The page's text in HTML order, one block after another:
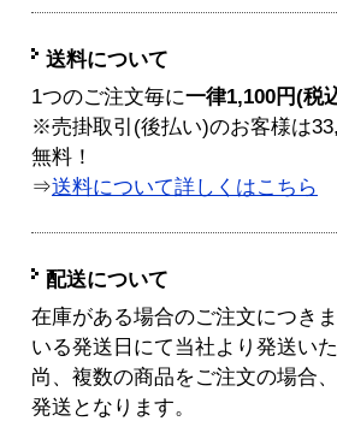
送料について
1つのご注文毎に一律1,100円(税
※売掛取引(後払い)のお客様は
無料！
⇒送料について詳しくはこちら
配送について
在庫がある場合のご注文につき
いる発送日にて当社より発送い
尚、複数の商品をご注文の場合
発送となります。